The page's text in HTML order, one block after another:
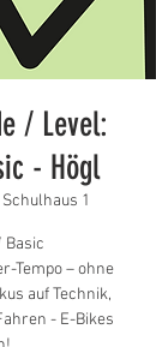
/ Level:
- Högl
1
Basic
Tempo – ohne
auf Technik,
- E-Bikes